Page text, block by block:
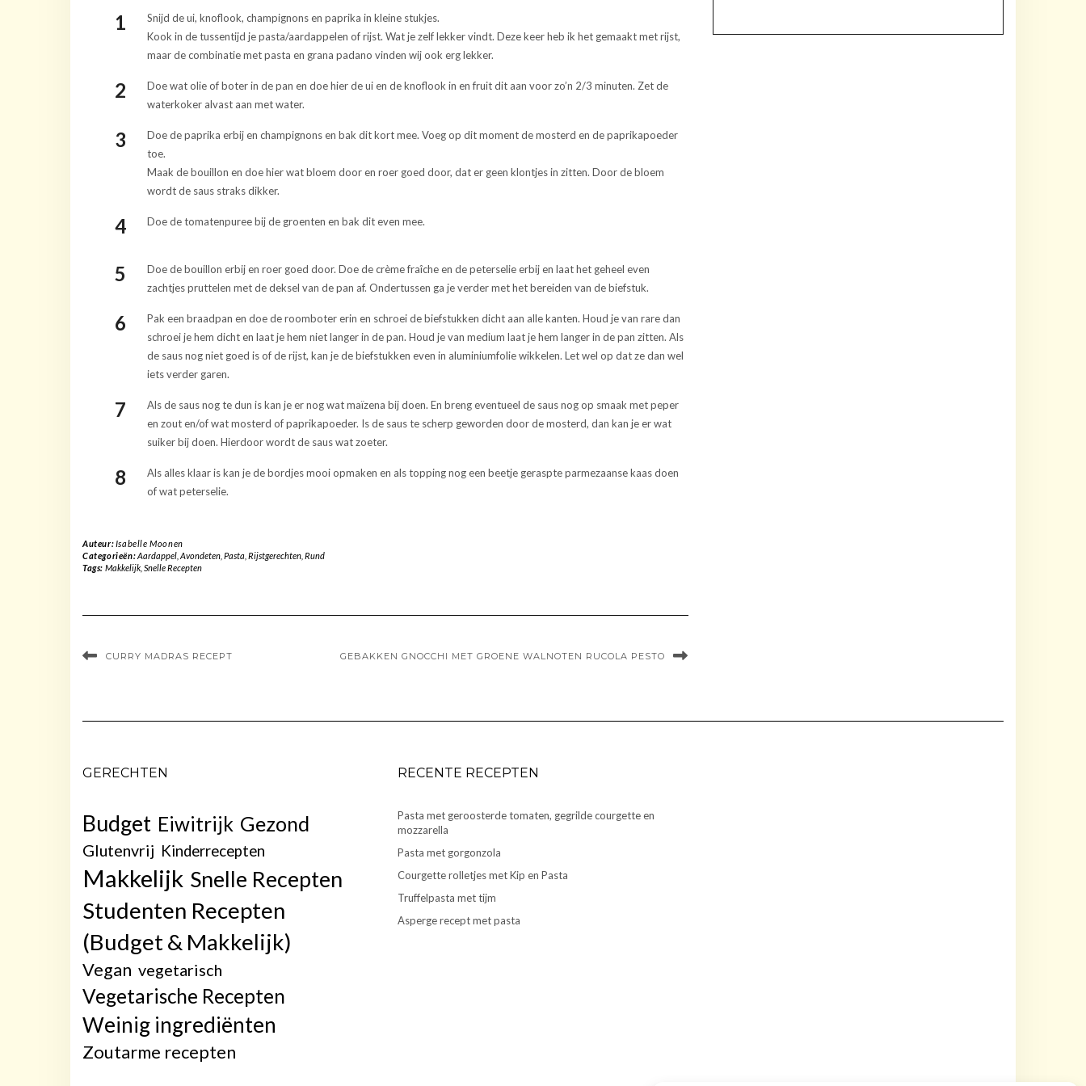
Snijd de ui, knoflook, champignons en paprika in kleine stukjes.
Kook in de tussentijd je pasta/aardappelen of rijst. Wat je zelf lekker vindt. Deze keer heb ik het gemaakt met rijst,
maar de combinatie met pasta en grana padano vinden wij ook erg lekker.
Doe wat olie of boter in de pan en doe hier de ui en de knoflook in en fruit dit aan voor zo’n 2/3 minuten. Zet de
waterkoker alvast aan met water.
Doe de paprika erbij en champignons en bak dit kort mee. Voeg op dit moment de mosterd en de paprikapoeder
toe.
Maak de bouillon en doe hier wat bloem door en roer goed door, dat er geen klontjes in zitten. Door de bloem
wordt de saus straks dikker.
Doe de tomatenpuree bij de groenten en bak dit even mee.
Doe de bouillon erbij en roer goed door. Doe de crème fraîche en de peterselie erbij en laat het geheel even
zachtjes pruttelen met de deksel van de pan af. Ondertussen ga je verder met het bereiden van de biefstuk.
Pak een braadpan en doe de roomboter erin en schroei de biefstukken dicht aan alle kanten. Houd je van rare dan
schroei je hem dicht en laat je hem niet langer in de pan. Houd je van medium laat je hem langer in de pan zitten. Als
de saus nog niet goed is of de rijst, kan je de biefstukken even in aluminiumfolie wikkelen. Let wel op dat ze dan wel
iets verder garen.
Als de saus nog te dun is kan je er nog wat maïzena bij doen. En breng eventueel de saus nog op smaak met peper
en zout en/of wat mosterd of paprikapoeder. Is de saus te scherp geworden door de mosterd, dan kan je er wat
suiker bij doen. Hierdoor wordt de saus wat zoeter.
Als alles klaar is kan je de bordjes mooi opmaken en als topping nog een beetje geraspte parmezaanse kaas doen
of wat peterselie.
Auteur:Isabelle Moonen
Categorieën:Aardappel, Avondeten, Pasta Rijstgerechten, Rund
Tags: Makkelijk, Snelle Recepten
CURRY MADRAS RECEPT GEBAKKEN GNOCCHI MET GROENE WALNOTEN RUCOLA PESTO
GERECHTEN
Budget Eiwitrijk Gezond
Glutenvrij Kinderrecepten
Makkelijk Snelle Recepten
Studenten Recepten
(Budget & Makkelijk)
Vegan vegetarisch
Vegetarische Recepten
Weinig ingrediënten
Zoutarme recepten
RECENTE RECEPTEN
Pasta met geroosterde tomaten, gegrilde courgette en
mozzarella
Pasta met gorgonzola
Courgette rolletjes met Kip en Pasta
Truffelpasta met tijm
Asperge recept met pasta